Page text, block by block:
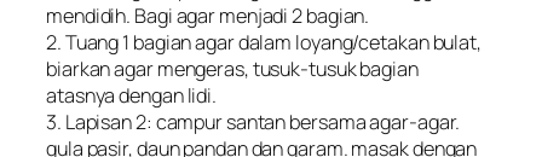
mendidih. Bagi agar menjadi 2 bagian.
2. Tuang 1 bagian agar dalam loyang/cetakan bulat,
biarkan agar mengeras, tusuk-tusuk bagian
atasnya dengan lidi.
3. Lapisan 2: campur santan bersama agar-agar.
gula pasir, daun pandan dan garam. masak dengan